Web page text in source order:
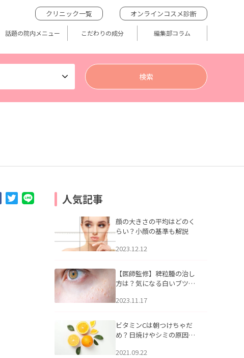
クリニック一覧 オンラインコスメ診断
話題の院内メニュー こだわりの成分 編集部コラム
人気記事
顔の大きさの平均はどのく
らい？小顔の基準も解説
2023.12.12
【医師監修】稗粒腫の治し
方は？気になる白いブツブ
アについて
2023.11.17
ビタミンCは朝つけちゃだ
め？日焼けやシミの原因に
2021.09.22